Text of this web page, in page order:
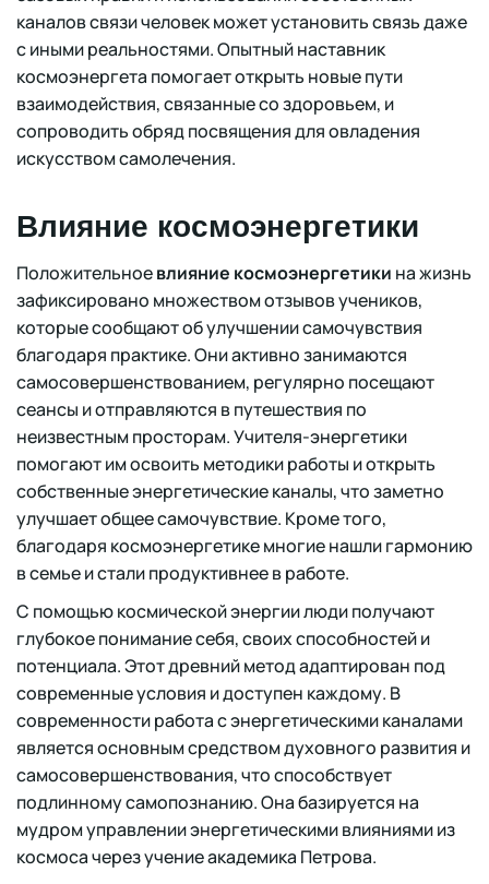
каналов связи человек может установить связь даже
с иными реальностями. Опытный наставник
космоэнергета помогает открыть новые пути
взаимодействия, связанные со здоровьем, и
сопроводить обряд посвящения для овладения
искусством самолечения.
Влияние космоэнергетики
Положительноевлияние космоэнергетики на жизнь
зафиксировано множеством отзывов учеников,
которые сообщают об улучшении самочувствия
благодаря практике. Они активно занимаются
самосовершенствованием, регулярно посещают
сеансы и отправляются в путешествия по
неизвестным просторам. Учителя-энергетики
помогают им освоить методики работы и открыть
собственные энергетические каналы, что заметно
улучшает общее самочувствие. Кроме того,
благодаря космоэнергетике многие нашли гармонию
в семье и стали продуктивнее в работе.
С помощью космической энергии люди получают
глубокое понимание себя, своих способностей и
потенциала. Этот древний метод адаптирован под
современные условия и доступен каждому. В
современности работа с энергетическими каналами
является основным средством духовного развития и
самосовершенствования, что способствует
подлинному самопознанию. Она базируется на
мудром управлении энергетическими влияниями из
космоса через учение академика Петрова.